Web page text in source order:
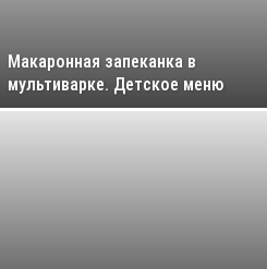
Макаронная запеканка в
мультиварке. Детское меню